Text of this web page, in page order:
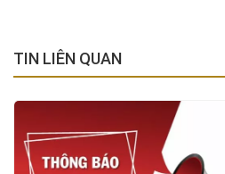
TIN LIÊN QUAN